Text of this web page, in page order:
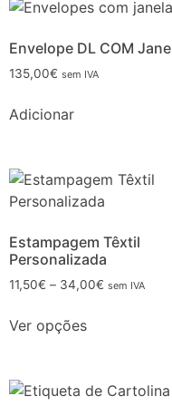
Envelope DL COM
135,00€ sem IVA
Adicionar
Estampagem Têxtil
Personalizada
11,50€ – 34,00€ sem IVA
Ver opções